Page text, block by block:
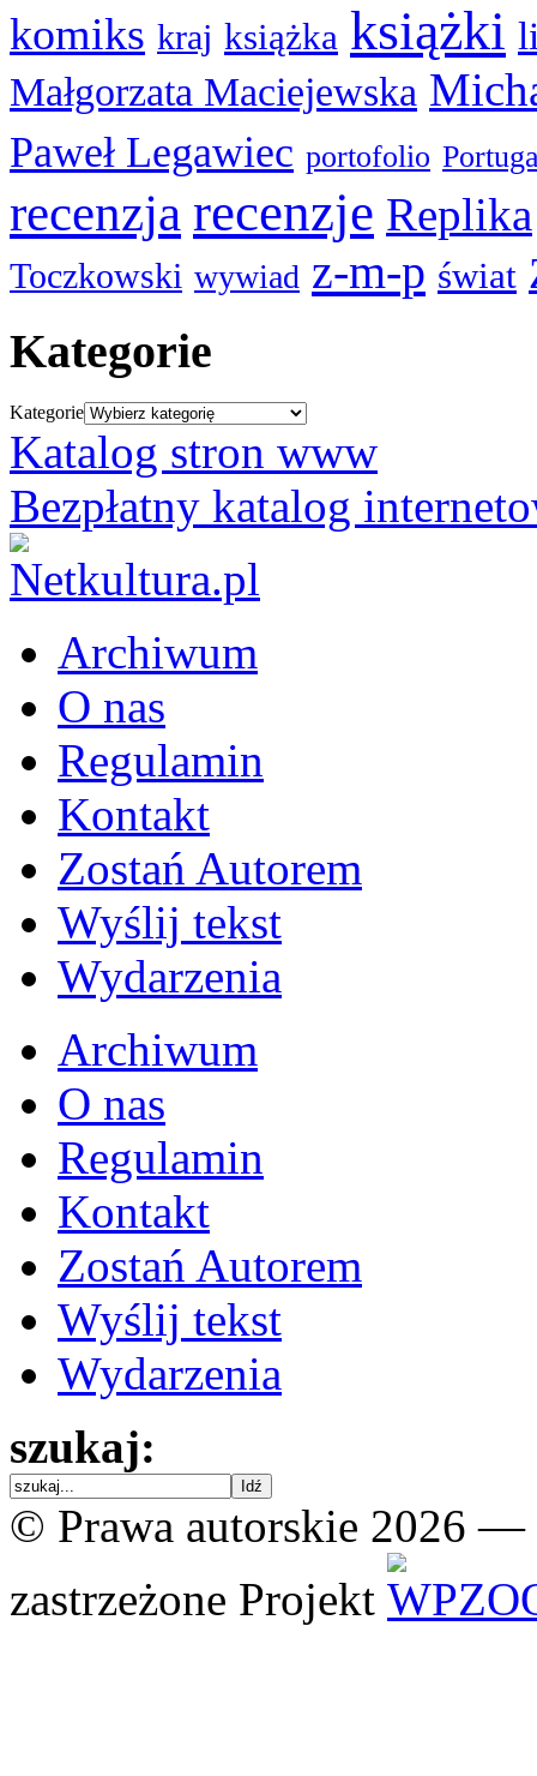
komiks kraj książka książki
Małgorzata Maciejewska
Paweł Legawiec portofolio
recenzja recenzje Replika
Toczkowski wywiad z-m-p świat
Kategorie
Kategorie
Katalog stron www
Bezpłatny katalog
Archiwum
O nas
Regulamin
Kontakt
Zostań Autorem
Wyślij tekst
Wydarzenia
Archiwum
O nas
Regulamin
Kontakt
Zostań Autorem
Wyślij tekst
Wydarzenia
szukaj:
© Prawa autorskie 2026 —
zastrzeżone Projekt